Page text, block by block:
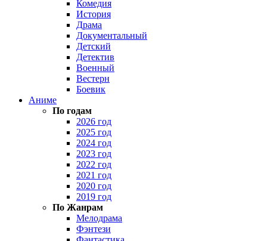
Комедия
История
Драма
Документальный
Детский
Детектив
Военный
Вестерн
Боевик
Аниме
По годам
2026 год
2025 год
2024 год
2023 год
2022 год
2021 год
2020 год
2019 год
По Жанрам
Мелодрама
Фэнтези